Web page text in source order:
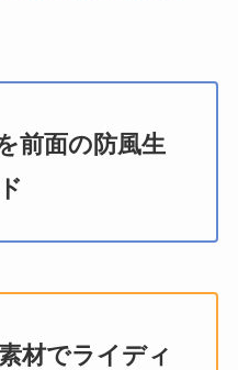
前面の防風生
材でライディ